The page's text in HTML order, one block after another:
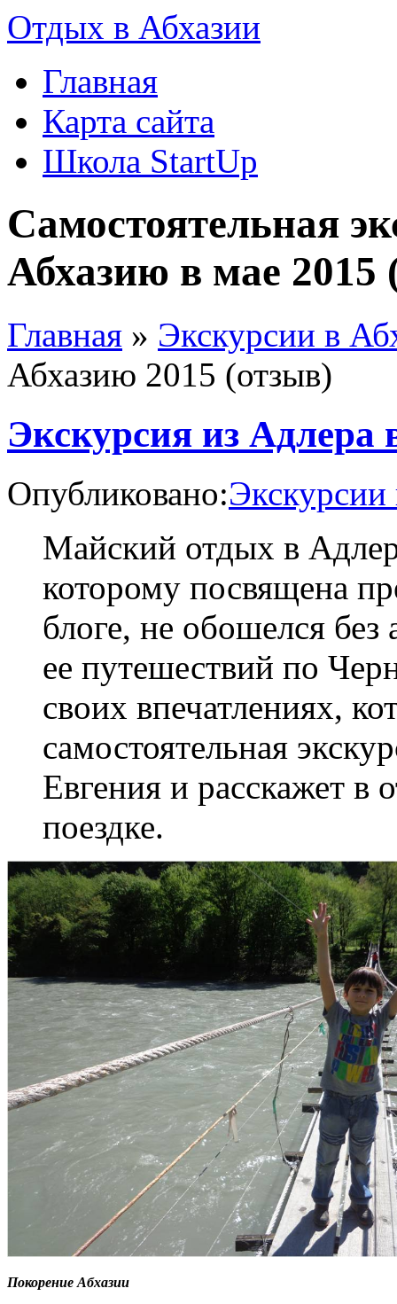
Отдых в Абхазии
Главная
Карта сайта
Школа StartUp
Самостоятельная
Абхазию в мае 2015
Главная » Экскурсии в
Абхазию 2015 (отзыв)
Экскурсия из Адлера
Опубликовано:Экскурсии
Майский отдых в
которому посвящена
блоге, не обошелся без
ее путешествий по
своих впечатлениях,
самостоятельная
Евгения и расскажет в
поездке.
Покорение Абхазии